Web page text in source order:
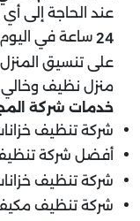
عند الحاجة إلى
24 ساعة في
على تنسيق
منزل نظيف وخالي
خدمات شركة
شركة تنظيف
أفضل شركة
شركة تنظيف
شركة تنظيف